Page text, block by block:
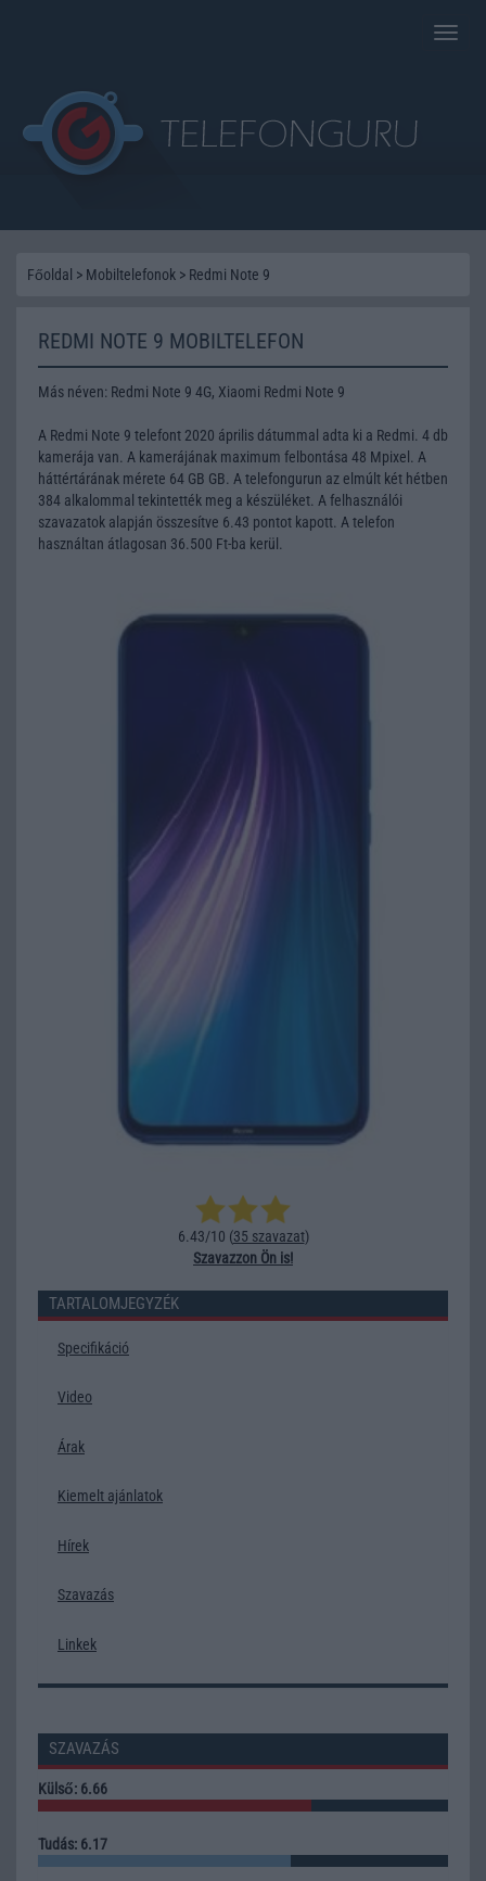
Toggle
Főoldal > Mobiltelefonok > Redmi Note 9
REDMI NOTE 9 MOBILTELEFON
Más néven: Redmi Note 9 4G, Xiaomi Redmi Note 9
A Redmi Note 9 telefont 2020 április dátummal adta ki a Redmi. 4 db
kamerája van. A kamerájának maximum felbontása 48 Mpixel. A
háttértárának mérete 64 GB GB. A telefongurun az elmúlt két hétben
384 alkalommal tekintették meg a készüléket. A felhasználói
szavazatok alapján összesítve 6.43 pontot kapott. A telefon
használtan átlagosan 36.500 Ft-ba kerül.
6.43/10 (35 szavazat)
Szavazzon Ön is!
TARTALOMJEGYZÉK
Specifikáció
Video
Árak
Kiemelt ajánlatok
Hírek
Szavazás
Linkek
SZAVAZÁS
Külső: 6.66
Tudás: 6.17